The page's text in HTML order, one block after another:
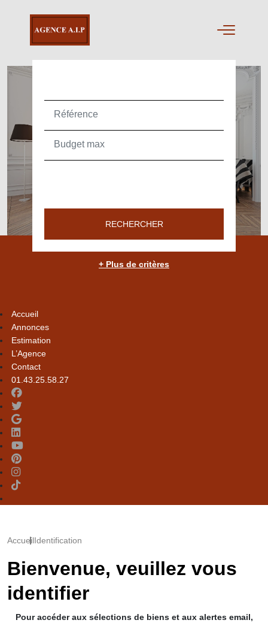
RECHERCHER
+ Plus de critères
Accueil
Annonces
Estimation
L’Agence
Contact
01.43.25.58.27
AccueilIdentification
Bienvenue, veuillez vous
identifier
Pour accéder aux sélections de biens et aux alertes email,